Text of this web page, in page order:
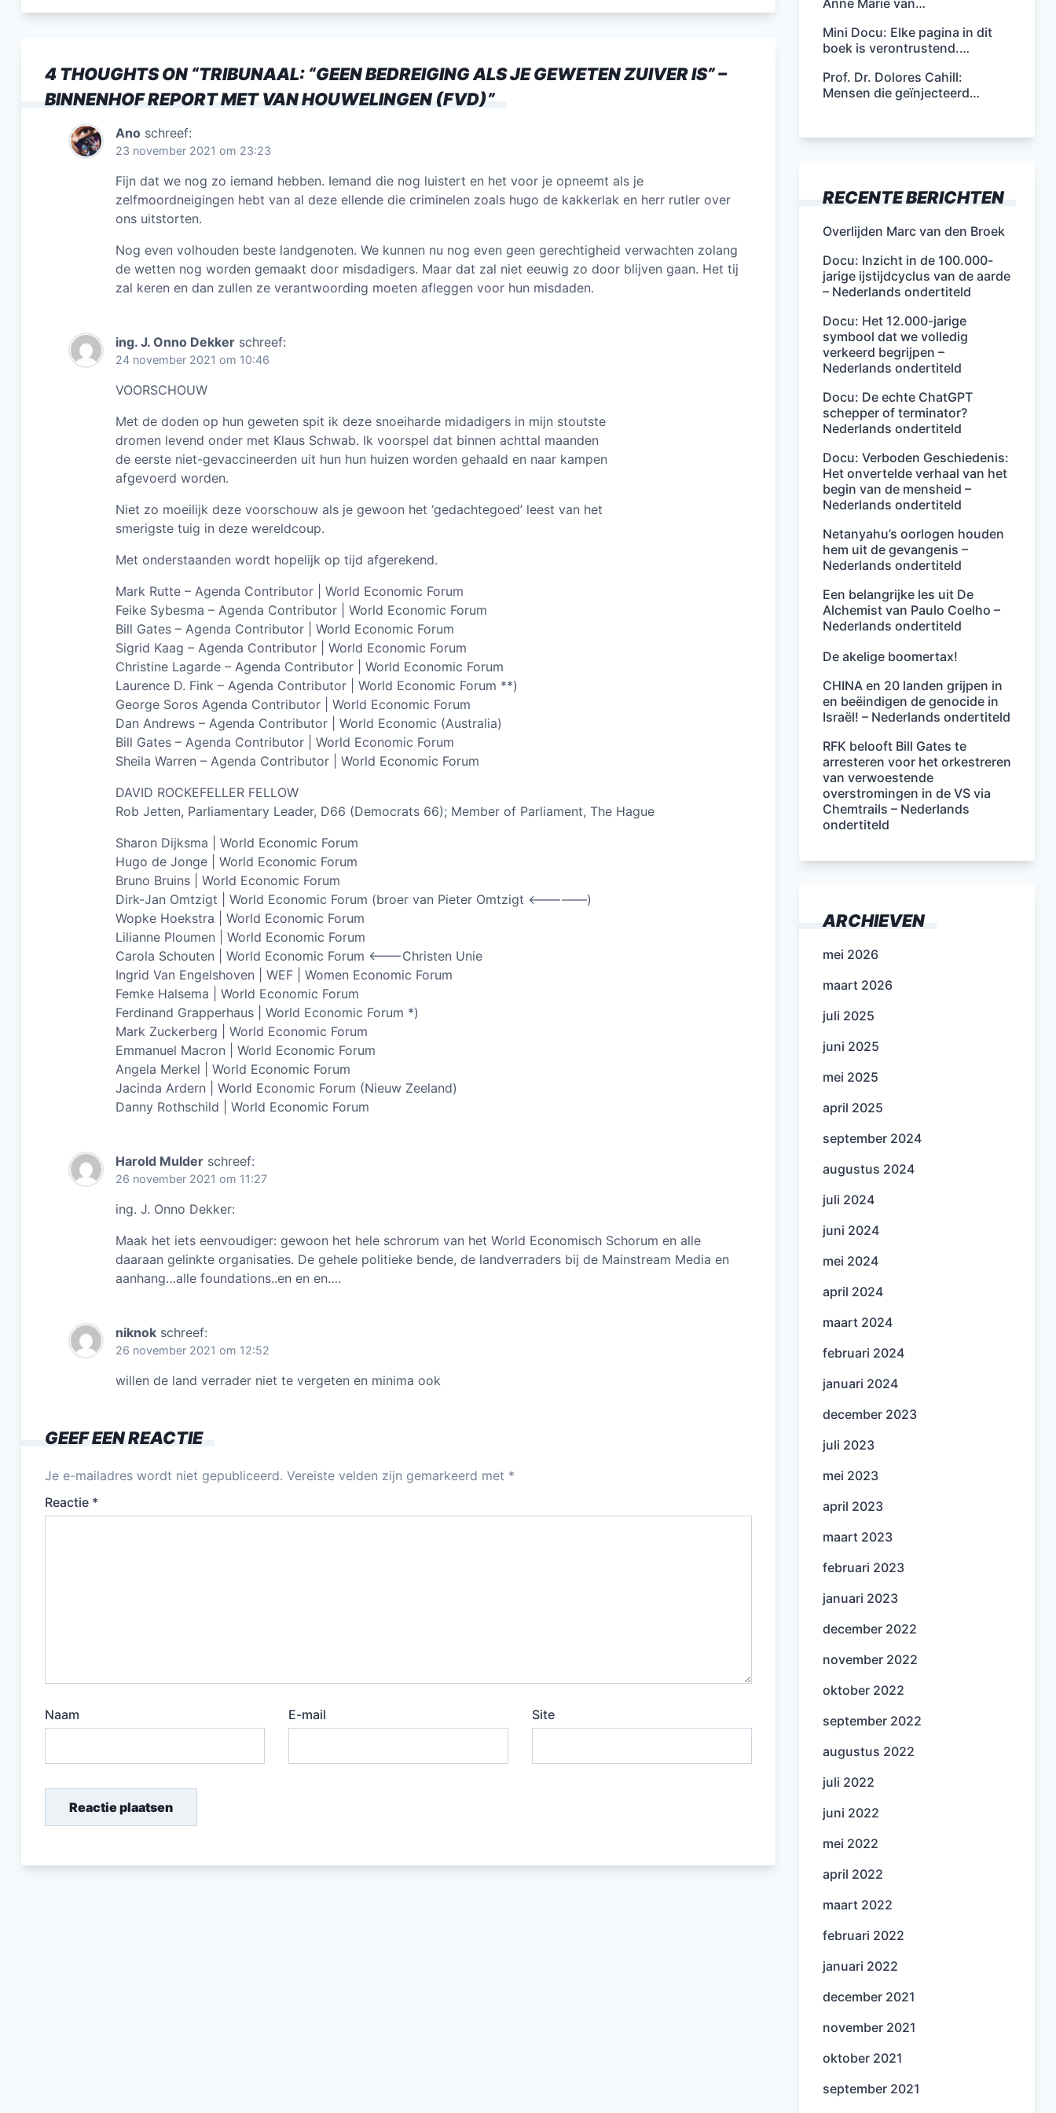
c
b
o
o
itt ai k
dI
n
at
A
p
p
e
4 THOUGHTS ON “TRIBUNAAL: “GEEN BEDREIGING ALS JE GEWETEN ZUIVER IS” –
BINNENHOF REPORT MET VAN HOUWELINGEN (FVD)”
Ano schreef:
23 november 2021 om 23:23
Fijn dat we nog zo iemand hebben. Iemand die nog luistert en het voor je opneemt als je
zelfmoordneigingen hebt van al deze ellende die criminelen zoals hugo de kakkerlak en herr rutler over
ons uitstorten.
Nog even volhouden beste landgenoten. We kunnen nu nog even geen gerechtigheid verwachten zolang
de wetten nog worden gemaakt door misdadigers. Maar dat zal niet eeuwig zo door blijven gaan. Het tij
zal keren en dan zullen ze verantwoording moeten afleggen voor hun misdaden.
ing. J. Onno Dekker schreef:
24 november 2021 om 10:46
VOORSCHOUW
Met de doden op hun geweten spit ik deze snoeiharde midadigers in mijn stoutste
dromen levend onder met Klaus Schwab. Ik voorspel dat binnen achttal maanden
de eerste niet-gevaccineerden uit hun hun huizen worden gehaald en naar kampen
afgevoerd worden.
Niet zo moeilijk deze voorschouw als je gewoon het ‘gedachtegoed’ leest van het
smerigste tuig in deze wereldcoup.
Met onderstaanden wordt hopelijk op tijd afgerekend.
Mark Rutte – Agenda Contributor | World Economic Forum
Feike Sybesma – Agenda Contributor | World Economic Forum
Bill Gates – Agenda Contributor | World Economic Forum
Sigrid Kaag – Agenda Contributor | World Economic Forum
Christine Lagarde – Agenda Contributor | World Economic Forum
Laurence D. Fink – Agenda Contributor | World Economic Forum **)
George Soros Agenda Contributor | World Economic Forum
Dan Andrews – Agenda Contributor | World Economic (Australia)
Bill Gates – Agenda Contributor | World Economic Forum
Sheila Warren – Agenda Contributor | World Economic Forum
DAVID ROCKEFELLER FELLOW
Rob Jetten, Parliamentary Leader, D66 (Democrats 66); Member of Parliament, The Hague
Sharon Dijksma | World Economic Forum
Hugo de Jonge | World Economic Forum
Bruno Bruins | World Economic Forum
Dirk-Jan Omtzigt | World Economic Forum (broer van Pieter Omtzigt <—————)
Wopke Hoekstra | World Economic Forum
Lilianne Ploumen | World Economic Forum
Carola Schouten | World Economic Forum <——-Christen Unie
Ingrid Van Engelshoven | WEF | Women Economic Forum
Femke Halsema | World Economic Forum
Ferdinand Grapperhaus | World Economic Forum *)
Mark Zuckerberg | World Economic Forum
Emmanuel Macron | World Economic Forum
Angela Merkel | World Economic Forum
Jacinda Ardern | World Economic Forum (Nieuw Zeeland)
Danny Rothschild | World Economic Forum
Harold Mulder schreef:
26 november 2021 om 11:27
ing. J. Onno Dekker:
Maak het iets eenvoudiger: gewoon het hele schrorum van het World Economisch Schorum en alle
daaraan gelinkte organisaties. De gehele politieke bende, de landverraders bij de Mainstream Media en
aanhang…alle foundations..en en en….
niknok schreef:
26 november 2021 om 12:52
willen de land verrader niet te vergeten en minima ook
GEEF EEN REACTIE
Je e-mailadres wordt niet gepubliceerd. Vereiste velden zijn gemarkeerd met *
Reactie *
Naam E-mail Site
Anne Marie van…
Mini Docu: Elke pagina in dit
boek is verontrustend.…
Prof. Dr. Dolores Cahill:
Mensen die geïnjecteerd…
RECENTE BERICHTEN
Overlijden Marc van den Broek
Docu: Inzicht in de 100.000-
jarige ijstijdcyclus van de aarde
– Nederlands ondertiteld
Docu: Het 12.000-jarige
symbool dat we volledig
verkeerd begrijpen –
Nederlands ondertiteld
Docu: De echte ChatGPT
schepper of terminator?
Nederlands ondertiteld
Docu: Verboden Geschiedenis:
Het onvertelde verhaal van het
begin van de mensheid –
Nederlands ondertiteld
Netanyahu’s oorlogen houden
hem uit de gevangenis –
Nederlands ondertiteld
Een belangrijke les uit De
Alchemist van Paulo Coelho –
Nederlands ondertiteld
De akelige boomertax!
CHINA en 20 landen grijpen in
en beëindigen de genocide in
Israël! – Nederlands ondertiteld
RFK belooft Bill Gates te
arresteren voor het orkestreren
van verwoestende
overstromingen in de VS via
Chemtrails – Nederlands
ondertiteld
ARCHIEVEN
mei 2026
maart 2026
juli 2025
juni 2025
mei 2025
april 2025
september 2024
augustus 2024
juli 2024
juni 2024
mei 2024
april 2024
maart 2024
februari 2024
januari 2024
december 2023
juli 2023
mei 2023
april 2023
maart 2023
februari 2023
januari 2023
december 2022
november 2022
oktober 2022
september 2022
augustus 2022
juli 2022
juni 2022
mei 2022
april 2022
maart 2022
februari 2022
januari 2022
december 2021
november 2021
oktober 2021
september 2021